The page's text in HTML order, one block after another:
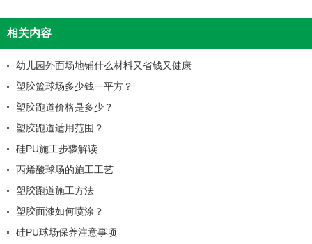
相关内容
幼儿园外面场地铺什么材料又省钱又健康
塑胶篮球场多少钱一平方？
塑胶跑道价格是多少？
塑胶跑道适用范围？
硅PU施工步骤解读
丙烯酸球场的施工工艺
塑胶跑道施工方法
塑胶面漆如何喷涂？
硅PU球场保养注意事项